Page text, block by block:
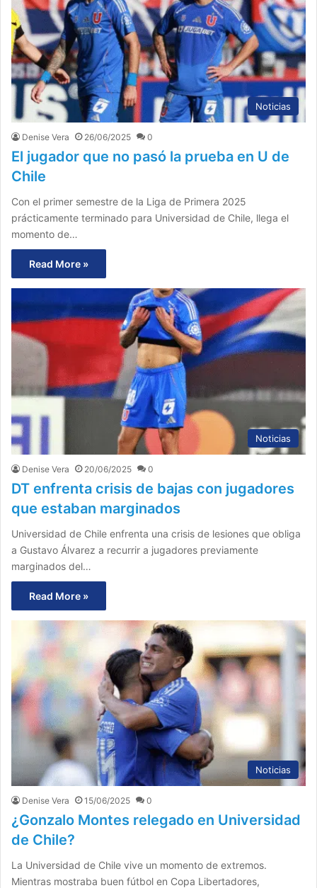
Noticias
Denise Vera 26/06/2025 0
El jugador que no pasó la prueba en U de
Chile
Con el primer semestre de la Liga de Primera 2025
prácticamente terminado para Universidad de Chile, llega el
momento de…
Read More »
Noticias
Denise Vera 20/06/2025 0
DT enfrenta crisis de bajas con jugadores
que estaban marginados
Universidad de Chile enfrenta una crisis de lesiones que obliga
a Gustavo Álvarez a recurrir a jugadores previamente
marginados del…
Read More »
Noticias
Denise Vera 15/06/2025 0
¿Gonzalo Montes relegado en Universidad
de Chile?
La Universidad de Chile vive un momento de extremos.
Mientras mostraba buen fútbol en Copa Libertadores,